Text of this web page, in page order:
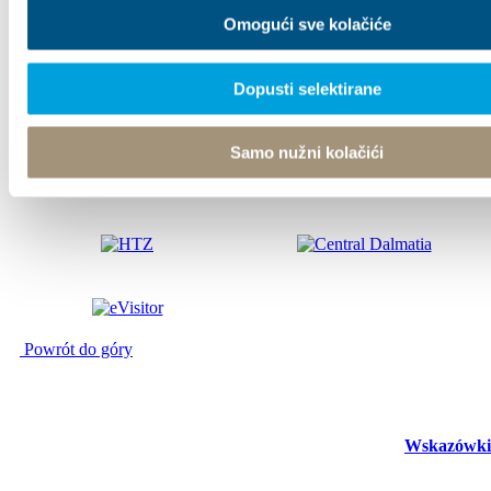
Omogući sve kolačiće
Dopusti selektirane
Samo nužni kolačići
Wskazówki
Zásady používání souborů cookie
vibracije
Design by:Signed Design
Powrót do góry